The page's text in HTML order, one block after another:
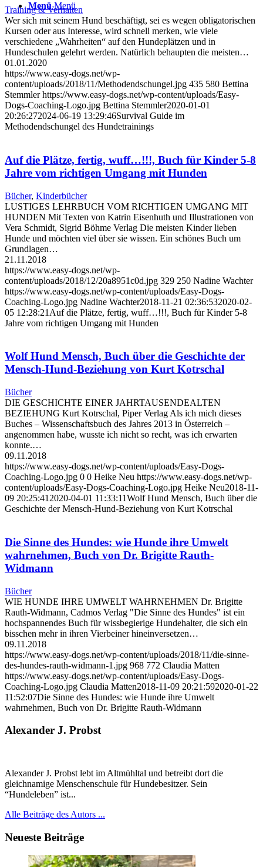
Menü Menü
Training & Verhalten
Wer sich mit seinem Hund beschäftigt, sei es wegen obligatorischen
Kursen oder aus Interesse, wird schnell merken, wie viele
verschiedene „Wahrheiten“ auf den Hundeplätzen und in
Hundeschulen gelehrt werden. Natürlich behaupten die meisten…
01.01.2020
https://www.easy-dogs.net/wp-
content/uploads/2018/11/Methodendschungel.jpg 435 580 Bettina
Stemmler https://www.easy-dogs.net/wp-content/uploads/Easy-
Dogs-Coaching-Logo.jpg Bettina Stemmler2020-01-01
20:26:272024-06-19 13:29:46Survival Guide im
Methodendschungel des Hundetrainings
Auf die Plätze, fertig, wuff…!!!, Buch für Kinder 5-8
Jahre vom richtigen Umgang mit Hunden
Bücher, Kinderbücher
LUSTIGES LEHRBUCH VOM RICHTIGEN UMGANG MIT
HUNDEN Mit Texten von Katrin Eisenhuth und Illustrationen von
Vera Schmidt, Sigrid Böhme Verlag Die meisten Kinder lieben
Hunde und möchten viel über sie wissen. Ein schönes Buch um
Grundlagen…
21.11.2018
https://www.easy-dogs.net/wp-
content/uploads/2018/12/20a8951c0d.jpg 329 250 Nadine Wachter
https://www.easy-dogs.net/wp-content/uploads/Easy-Dogs-
Coaching-Logo.jpg Nadine Wachter2018-11-21 02:36:532020-02-
05 12:28:21 Auf die Plätze, fertig, wuff…!!!, Buch für Kinder 5-8
Jahre vom richtigen Umgang mit Hunden
Wolf Hund Mensch, Buch über die Geschichte der
Mensch-Hund-Beziehung von Kurt Kotrschal
Bücher
DIE GESCHICHTE EINER JAHRTAUSENDEALTEN
BEZIEHUNG Kurt Kotrschal, Piper Verlag Als ich mich dieses
Buches – Wissenschaftsbuch des Jahres 2013 in Österreich –
angenommen habe, wusste ich nicht so recht, was ich erwarten
konnte.…
09.11.2018
https://www.easy-dogs.net/wp-content/uploads/Easy-Dogs-
Coaching-Logo.jpg 0 0 Heike Neu https://www.easy-dogs.net/wp-
content/uploads/Easy-Dogs-Coaching-Logo.jpg Heike Neu2018-11-
09 20:25:41 2020-04-01 11:33:11Wolf Hund Mensch, Buch über die
Geschichte der Mensch-Hund-Beziehung von Kurt Kotrschal
Die Sinne des Hundes: wie Hunde ihre Umwelt
wahrnehmen, Buch von Dr. Brigitte Rauth-
Widmann
Bücher
WIE HUNDE IHRE UMWELT WAHRNEHMEN Dr. Brigitte
Rauth-Widmann, Cadmos Verlag "Die Sinne des Hundes" ist ein
hochspannendes Buch für wissbegierige Hundehalter, die sich ein
bisschen mehr in ihren Vierbeiner hineinversetzen…
09.11.2018
https://www.easy-dogs.net/wp-content/uploads/2018/11/die-sinne-
des-hundes-rauth-widmann-1.jpg 968 772 Claudia Matten
https://www.easy-dogs.net/wp-content/uploads/Easy-Dogs-
Coaching-Logo.jpg Claudia Matten2018-11-09 20:21:592020-01-22
11:52:07Die Sinne des Hundes: wie Hunde ihre Umwelt
wahrnehmen, Buch von Dr. Brigitte Rauth-Widmann
Alexander J. Probst
Alexander J. Probst lebt im Altmühltal und betreibt dort die
gleichnamige Menschenschule für Hundebesitzer. Sein
“Hundeleben” ist...
Alle Beiträge des Autors ...
Neueste Beiträge